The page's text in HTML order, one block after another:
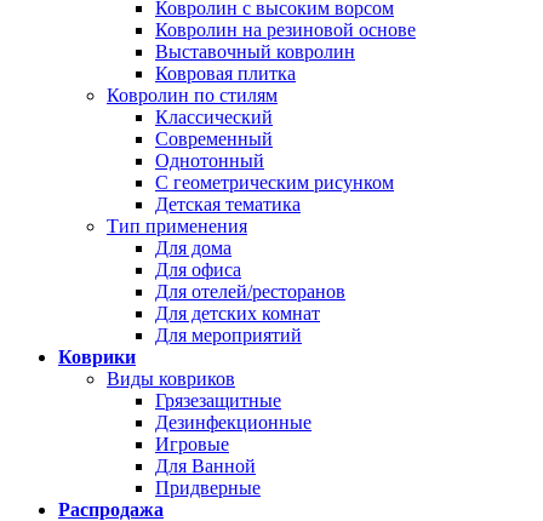
Ковролин с высоким ворсом
Ковролин на резиновой основе
Выставочный ковролин
Ковровая плитка
Ковролин по стилям
Классический
Современный
Однотонный
С геометрическим рисунком
Детская тематика
Тип применения
Для дома
Для офиса
Для отелей/ресторанов
Для детских комнат
Для мероприятий
Коврики
Виды ковриков
Грязезащитные
Дезинфекционные
Игровые
Для Ванной
Придверные
Распродажа